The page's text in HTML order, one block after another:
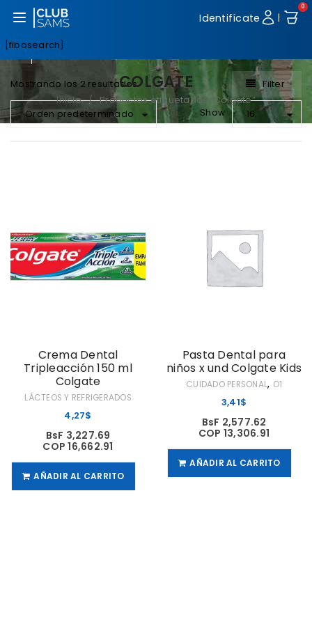
Abrir menú Identifícate |
0
[fibosearch]
COLGATE
Inicio / Productos etiquetados “Colgate”
Mostrando los 2 resultados Filter
Orden predeterminado Show 16
LÁCTEOS Y REFRIGERADOS
Crema Dental
Tripleacción 150 ml
Colgate
4,27$
BsF 3,227.69
COP 16,662.91
AÑADIR AL CARRITO
CUIDADO PERSONAL, O1
Pasta Dental para
niños x und Colgate Kids
3,41$
BsF 2,577.62
COP 13,306.91
AÑADIR AL CARRITO